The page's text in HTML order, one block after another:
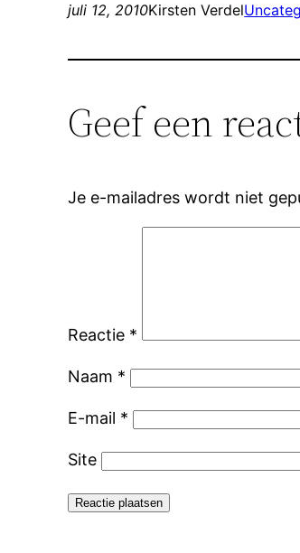
juli 12, 2010Kirsten Verdel
Geef een
Je e-mailadres wordt niet
Reactie *
Naam *
E-mail *
Site